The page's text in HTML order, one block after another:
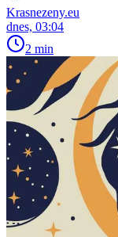
Krasnezeny.eu
dnes, 03:04
2 min